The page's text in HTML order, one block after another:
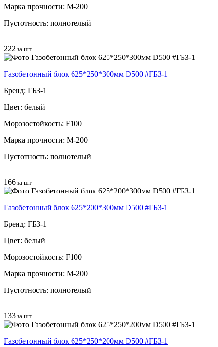
Марка прочности: М-200
Пустотность: полнотелый
222 за шт
Газобетонный блок 625*250*300мм D500 #ГБЗ-1
Бренд: ГБЗ-1
Цвет: белый
Морозостойкость: F100
Марка прочности: М-200
Пустотность: полнотелый
166 за шт
Газобетонный блок 625*200*300мм D500 #ГБЗ-1
Бренд: ГБЗ-1
Цвет: белый
Морозостойкость: F100
Марка прочности: М-200
Пустотность: полнотелый
133 за шт
Газобетонный блок 625*250*200мм D500 #ГБЗ-1